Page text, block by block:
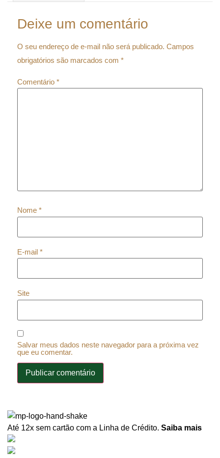
Deixe um comentário
O seu endereço de e-mail não será publicado. Campos
obrigatórios são marcados com *
Comentário *
Nome *
E-mail *
Site
Salvar meus dados neste navegador para a próxima vez
que eu comentar.
Até 12x sem cartão com a Linha de Crédito. Saiba mais